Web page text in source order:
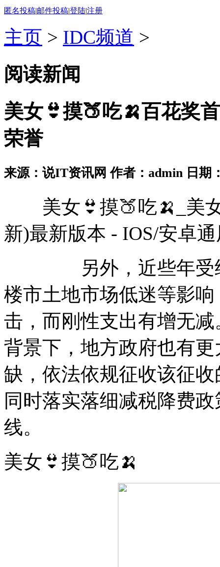
匿名投稿|邮件投稿|登陆|注册
主页 > IDC频道 >
阅读新闻
美女👙摸🍑吃🍌百花奖
荣誉
来源：说IT资讯网 作者：admin 日期
美女👙摸🍑吃🍌_美女
新)最新版本 - IOS/安卓
另外，近些年受经
楼市土地市场低迷等影
击，而刚性支出有增无
背景下，地方政府也有
缺，依法依规征收该征
同时落实落细减税降费
线。
美女👙摸🍑吃🍌